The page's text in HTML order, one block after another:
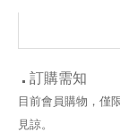
訂購需知
目前會員購物，僅
見諒。